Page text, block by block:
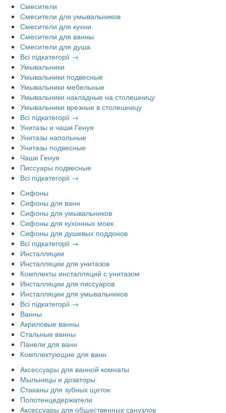
Смесители
Смесители для умывальников
Смесители для кухни
Смесители для ванны
Смесители для душа
Всі підкатегорії →
Умывальники
Умывальники подвесные
Умывальники мебельные
Умывальники накладные на столешницу
Умывальники врезные в столешницу
Всі підкатегорії →
Унитазы и чаши Генуя
Унитазы напольные
Унитазы подвесные
Чаши Генуя
Писсуары подвесные
Всі підкатегорії →
Сифоны
Сифоны для ванн
Сифоны для умывальников
Сифоны для кухонных моек
Сифоны для душевых поддонов
Всі підкатегорії →
Инсталляции
Инсталляции для унитазов
Комплекты инсталляций с унитазом
Инсталляции для писсуаров
Инсталляции для умывальников
Всі підкатегорії →
Ванны
Акриловые ванны
Стальные ванны
Панели для ванн
Комплектующие для ванн
Аксессуары для ванной комнаты
Мыльницы и дозаторы
Стаканы для зубных щеток
Полотенцедержатели
Аксессуары для общественных санузлов